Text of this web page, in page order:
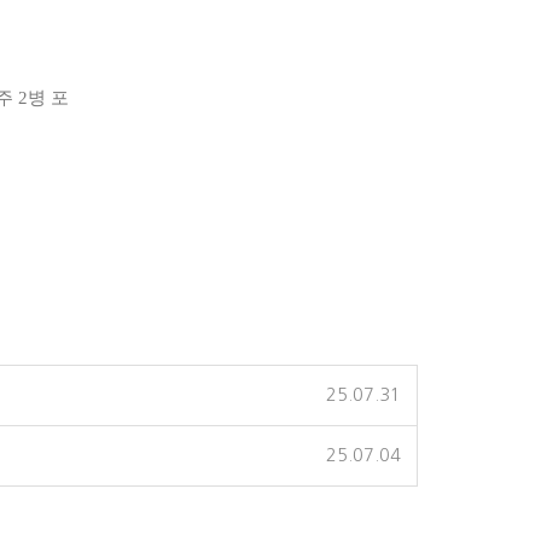
2병 포
25.07.31
25.07.04